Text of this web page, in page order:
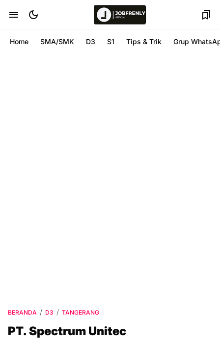
Home SMA/SMK D3 S1 Tips & Trik Grup
BERANDA D3 TANGERANG
PT. Spectrum Unitec